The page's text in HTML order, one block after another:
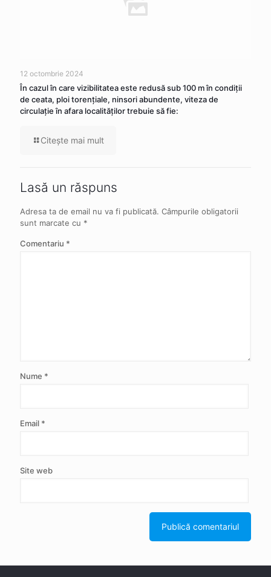
12 octombrie 2024
În cazul în care vizibilitatea este redusă sub 100 m în condiţii
de ceata, ploi torenţiale, ninsori abundente, viteza de
circulaţie în afara localităţilor trebuie să fie:
Citeşte mai mult
Lasă un răspuns
Adresa ta de email nu va fi publicată. Câmpurile obligatorii
sunt marcate cu *
Comentariu *
Nume *
Email *
Site web